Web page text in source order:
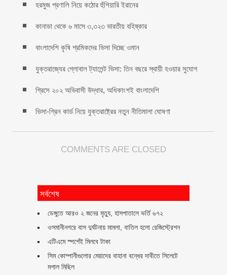
হরমুজ প্রণালি নিয়ে কঠোর হুঁশিয়ারি ইরানের
কানাডা থেকে ৬ মাসে ৩,৩২৩ ভারতীয় বহিষ্কার
বাংলাদেশি কৃষি শ্রমিকদের ভিসা দিচ্ছে ওমান
যুক্তরাজ্যের গ্লোবাল ট্যালেন্ট ভিসা: তিন বছরে স্থায়ী হওয়ার সুযোগ
গ্রিসে ২০২ অভিবাসী উদ্ধার, অধিকাংশই বাংলাদেশি
ভিসা-গ্রিন কার্ড নিয়ে যুক্তরাষ্ট্রের নতুন নীতিমালা ঘোষণা
COMMENTS ARE CLOSED
সর্বশেষ
ডেঙ্গুতে আরও ২ জনের মৃত্যু, হাসপাতালে ভর্তি ৬৭২
ওসমানীনগরে বাস দুর্ঘটনায় মামলা, বাতিল হলো রেজিস্ট্রেশন
এটিএমে স্পর্শেই মিলবে টাকা
সিম কোম্পানীগুলোর মেয়াদের বাহানা বন্ধের দাবীতে সিলেটে
মশাল মিছিল